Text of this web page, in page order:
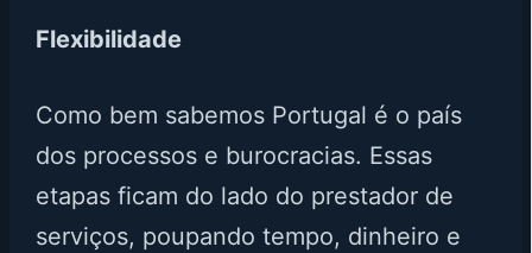
Flexibilidade
Como bem sabemos Portugal é o país
dos processos e burocracias. Essas
etapas ficam do lado do prestador de
serviços, poupando tempo, dinheiro e